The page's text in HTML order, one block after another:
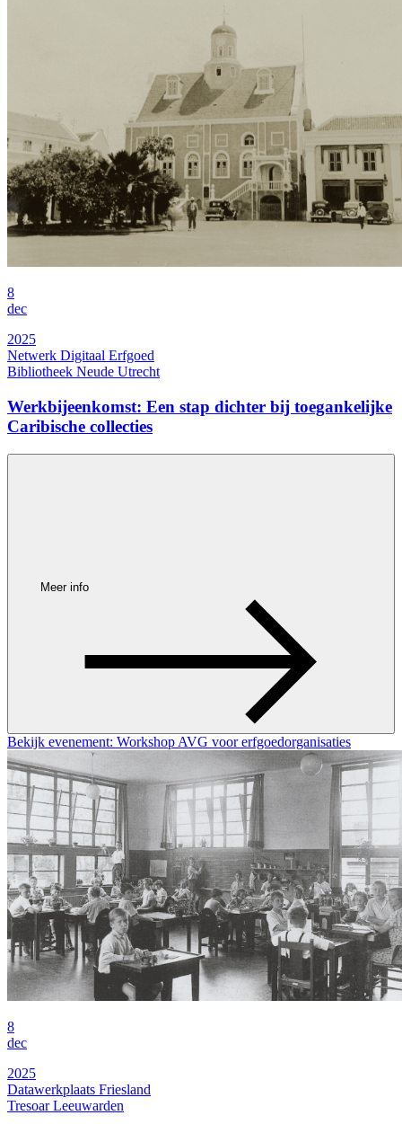
8
dec
2025
Netwerk Digitaal Erfgoed
Bibliotheek Neude Utrecht
Werkbijeenkomst: Een stap dichter bij toegankelijke
Caribische collecties
Meer info
Bekijk evenement: Workshop AVG voor erfgoedorganisaties
8
dec
2025
Datawerkplaats Friesland
Tresoar Leeuwarden